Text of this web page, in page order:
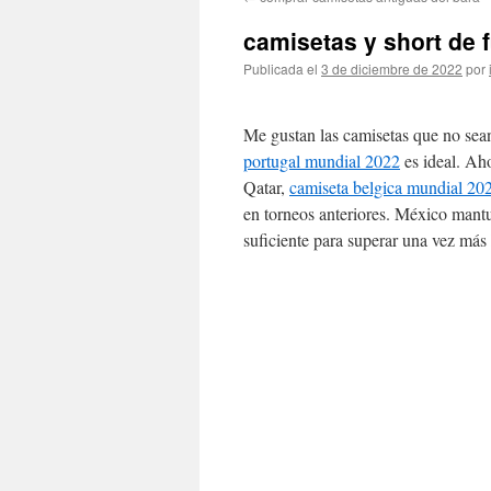
contenido
camisetas y short de
Publicada el 3 de diciembre de 2022 por
Me gustan las camisetas que no
portugal mundial 2022es ideal.
Qatar, camiseta belgica mundial
en torneos anteriores. México
suficiente para superar una vez